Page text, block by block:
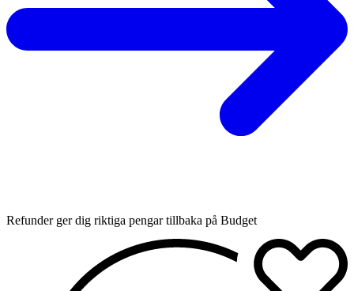
Refunder ger dig riktiga pengar tillbaka på Budget